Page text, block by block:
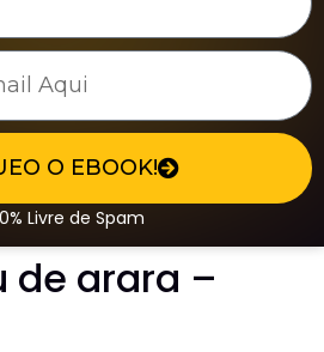
O EBOOK!
Livre de Spam
de arara –